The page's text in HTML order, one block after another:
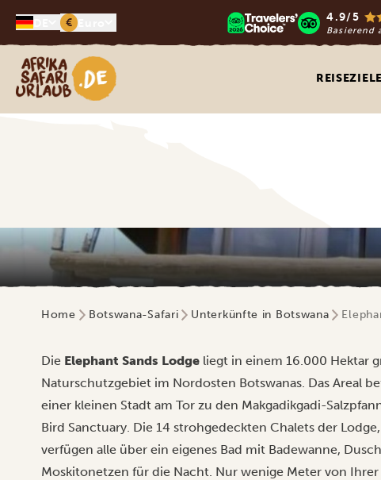
€ 4.9/5
Basierend
Afrika Safari Urlaub
REISEZIELE
Home Botswana-Safari Unterkünfte in Botswana
Die Elephant Sands Lodge liegt in einem 16.000 Hektar
Naturschutzgebiet im Nordosten Botswanas. Das Areal
einer kleinen Stadt am Tor zu den Makgadikgadi-
Bird Sanctuary. Die 14 strohgedeckten Chalets der
verfügen alle über ein eigenes Bad mit Badewanne,
Moskitonetzen für die Nacht. Nur wenige Meter von